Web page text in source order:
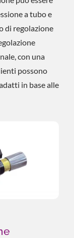
a tubo e
di regolazione
con una
possono
in base alle